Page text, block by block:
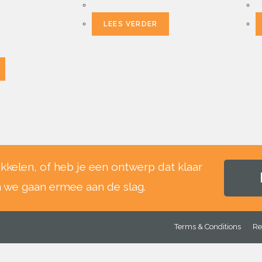
LEES VERDER
of heb je een ontwerp dat klaar
gaan ermee aan de slag.
Terms & Conditions